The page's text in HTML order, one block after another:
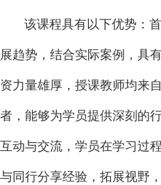
该课程具有以下优势：
展趋势，结合实际案例，具
资力量雄厚，授课教师均来
者，能够为学员提供深刻的
互动与交流，学员在学习过
与同行分享经验，拓展视野